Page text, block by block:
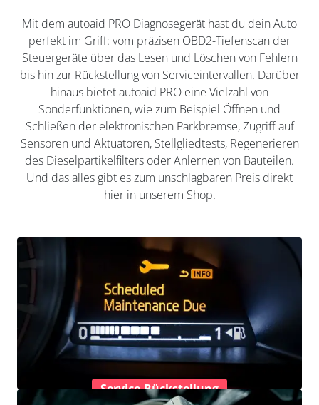
Mit dem autoaid PRO Diagnosegerät hast du dein Auto
perfekt im Griff: vom präzisen OBD2-Tiefenscan der
Steuergeräte über das Lesen und Löschen von Fehlern
bis hin zur Rückstellung von Serviceintervallen. Darüber
hinaus bietet autoaid PRO eine Vielzahl von
Sonderfunktionen, wie zum Beispiel Öffnen und
Schließen der elektronischen Parkbremse, Zugriff auf
Sensoren und Aktuatoren, Stellgliedtests, Regenerieren
des Dieselpartikelfilters oder Anlernen von Bauteilen.
Und das alles gibt es zum unschlagbaren Preis direkt
hier in unserem Shop.
Service-Rückstellung